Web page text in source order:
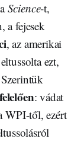
Science-t,
a fejesek
, az amerikai
ezt,
: vádat
WPI-től, ezért